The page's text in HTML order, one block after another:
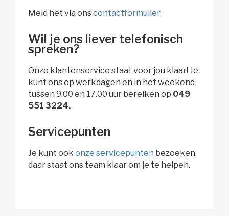
Meld het via onscontactformulier.
Wil je ons liever telefonisch
spreken?
Onze klantenservice staat voor jou klaar! Je
kunt ons op werkdagen en in het weekend
tussen 9.00 en 17.00 uur bereiken op 049
551 3224.
Servicepunten
Je kunt ook onze servicepunten bezoeken,
daar staat ons team klaar om je te helpen.